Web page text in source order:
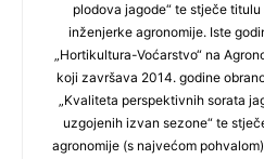
plodova jagode“ te stječe
inženjerke agronomije. Iste
„Hortikultura-Voćarstvo“ na
koji završava 2014. godine
„Kvaliteta perspektivnih sorata
uzgojenih izvan sezone“ te
agronomije (s najvećom